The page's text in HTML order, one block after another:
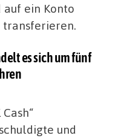
ein Konto
es sich um fünf
und